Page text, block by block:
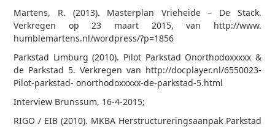
Martens, R. (2013). Masterplan Vrieheide – De Stack.
Verkregen op 23 maart 2015, van http://www.
humblemartens.nl/wordpress/?p=1856
Parkstad Limburg (2010). Pilot Parkstad Onorthodoxxxxx &
de Parkstad 5. Verkregen van http://docplayer.nl/6550023-
Pilot-parkstad- onorthodoxxxxx-de-parkstad-5.html
Interview Brunssum, 16-4-2015;
RIGO / EIB (2010). MKBA Herstructureringsaanpak Parkstad